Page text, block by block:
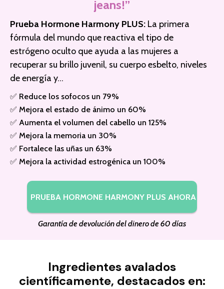
jeans!”
Prueba Hormone Harmony PLUS: La primera
fórmula del mundo que reactiva el tipo de
estrógeno oculto que ayuda a las mujeres a
recuperar su brillo juvenil, su cuerpo esbelto, niveles
de energía y…
✅ Reduce los sofocos un 79%
✅ Mejora el estado de ánimo un 60%
✅ Aumenta el volumen del cabello un 125%
✅ Mejora la memoria un 30%
✅ Fortalece las uñas un 63%
✅ Mejora la actividad estrogénica un 100%
PRUEBA HORMONE HARMONY PLUS AHORA
Garantía de devolución del dinero de 60 días
Ingredientes avalados
científicamente, destacados en: